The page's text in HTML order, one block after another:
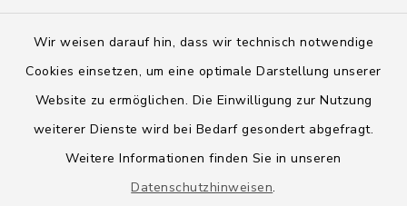
Wir weisen darauf hin, dass wir technisch notwendige
Cookies einsetzen, um eine optimale Darstellung unserer
Website zu ermöglichen. Die Einwilligung zur Nutzung
weiterer Dienste wird bei Bedarf gesondert abgefragt.
Weitere Informationen finden Sie in unseren
Datenschutzhinweisen.
Barrierefreiheit